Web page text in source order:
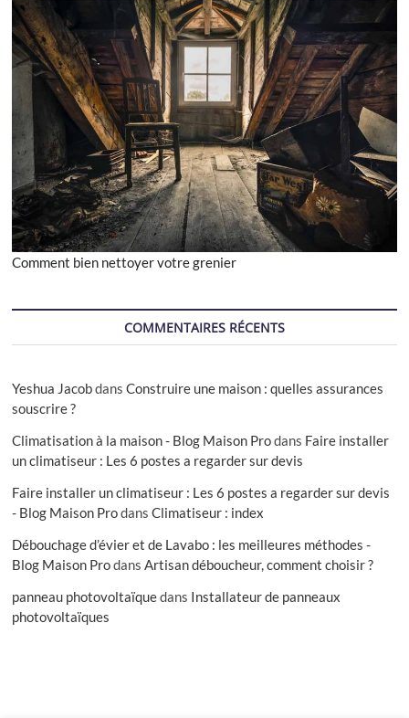
Comment bien nettoyer votre grenier
COMMENTAIRES RÉCENTS
Yeshua JacobdansConstruire une maison : quelles assurances
souscrire ?
Climatisation à la maison - Blog Maison Prodans Faire installer
un climatiseur : Les 6 postes a regarder sur devis
Faire installer un climatiseur : Les 6 postes a regarder sur devis
- Blog Maison ProdansClimatiseur : index
Débouchage d’évier et de Lavabo : les meilleures méthodes -
Blog Maison ProdansArtisan déboucheur, comment choisir ?
panneau photovoltaïquedans Installateur de panneaux
photovoltaïques